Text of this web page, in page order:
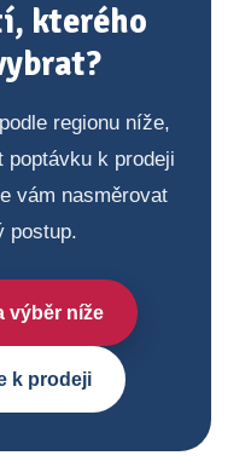
kterého
regionu níže,
poptávku k prodeji
vám nasměrovat
postup.
výběr níže
k prodeji